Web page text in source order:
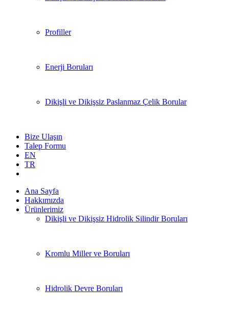
Profiller
Enerji Boruları
Dikişli ve Dikişsiz Paslanmaz Çelik Borular
Bize Ulaşın
Talep Formu
EN
TR
Ana Sayfa
Hakkımızda
Ürünlerimiz
Dikişli ve Dikişsiz Hidrolik Silindir Boruları
Kromlu Miller ve Boruları
Hidrolik Devre Boruları